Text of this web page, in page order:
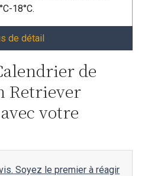
18°C.
de détail
de
Retriever
votre
Soyez le premier à réagir